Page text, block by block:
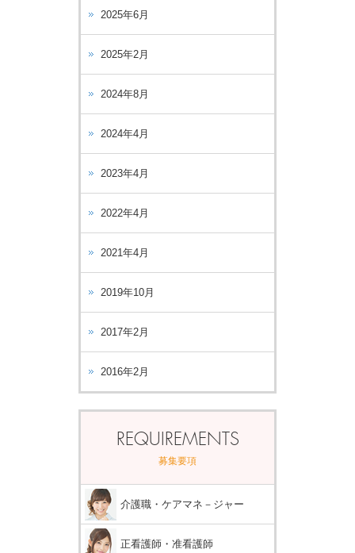
2025年6月
2025年2月
2024年8月
2024年4月
2023年4月
2022年4月
2021年4月
2019年10月
2017年2月
2016年2月
REQUIREMENTS
募集要項
介護職・ケアマネ－ジャー
正看護師・准看護師